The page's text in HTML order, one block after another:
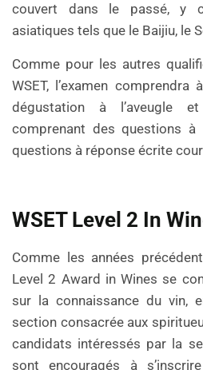
couvert dans le passé, y
asiatiques tels que le Baijiu, le
Comme pour les autres
WSET, l’examen
dégustation à l’aveugle
comprenant des questions
questions à réponse écrite
WSET Level 2 In
Comme les années
Level 2 Award in Wines se
sur la connaissance du vin,
section consacrée aux
candidats intéressés par la
sont encouragés à